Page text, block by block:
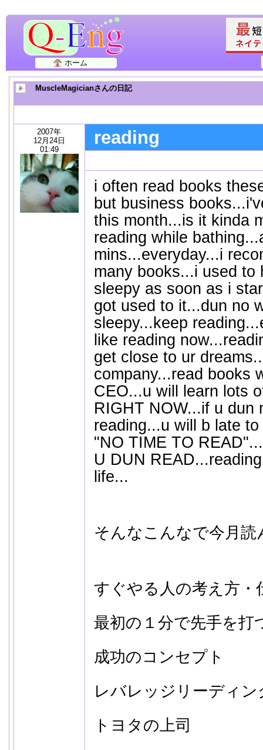
ホーム
MuscleMagicianさんの日記
2007年
12月24日
01:49
reading
i often read books
but business
this month...is it kinda
reading while
mins...everyday...i
many books...i used to
sleepy as soon as i
got used to it...dun no
sleepy...keep
like reading
get close to ur
company...read books
CEO...u will learn lots
RIGHT NOW...if u dun
reading...u will b late
"NO TIME TO
U DUN
life...
そんなこんなで今月読
すぐやる人の考え方・
最初の１分で先手を打
成功のコンセプト
レバレッジリーディン
トヨタの上司